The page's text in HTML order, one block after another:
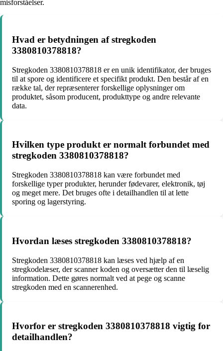
misforståelser.
Hvad er betydningen af stregkoden
3380810378818?
Stregkoden 3380810378818 er en unik identifikator, der bruges
til at spore og identificere et specifikt produkt. Den består af en
række tal, der repræsenterer forskellige oplysninger om
produktet, såsom producent, produkttype og andre relevante
data.
Hvilken type produkt er normalt forbundet med
stregkoden 3380810378818?
Stregkoden 3380810378818 kan være forbundet med
forskellige typer produkter, herunder fødevarer, elektronik, tøj
og meget mere. Det bruges ofte i detailhandlen til at lette
sporing og lagerstyring.
Hvordan læses stregkoden 3380810378818?
Stregkoden 3380810378818 kan læses ved hjælp af en
stregkodelæser, der scanner koden og oversætter den til læselig
information. Dette gøres normalt ved at pege og scanne
stregkoden med en scannerenhed.
Hvorfor er stregkoden 3380810378818 vigtig for
detailhandlen?